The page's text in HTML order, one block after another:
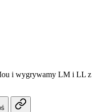
i wygrywamy LM i LL z